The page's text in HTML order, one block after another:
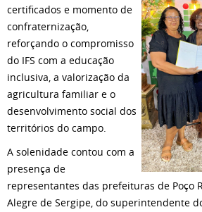
certificados e momento de
confraternização,
reforçando o compromisso
do IFS com a educação
inclusiva, a valorização da
agricultura familiar e o
desenvolvimento social dos
territórios do campo.
A solenidade contou com a
presença de
representantes das prefeituras de Poço
Alegre de Sergipe, do superintendente